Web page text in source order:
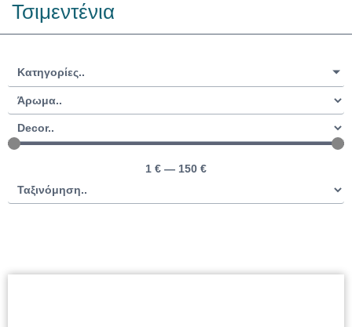
Τσιμεντένια
Κατηγορίες..
1 € — 150 €